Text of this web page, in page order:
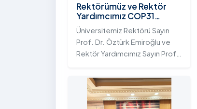
Rektörümüz ve Rektör
Yardımcımız COP31
Yolunda Bilim Diplomasisi
Akademi Lansmanı
Toplantısına Katıldı
Üniversitemiz Rektörü Sayın
Prof. Dr. Öztürk Emiroğlu ve
Rektör Yardımcımız Sayın Prof.
Kurulu (YÖK) ev sahipliğinde 4
Ağustos 2026 tarihinde
Ankara’da düzenlenen “COP31